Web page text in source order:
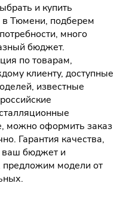
и купить
Тюмени, подберем
много
бюджет.
по товарам,
клиенту, доступные
известные
можно оформить заказ
Гарантия качества,
ваш бюджет и
предложим модели от